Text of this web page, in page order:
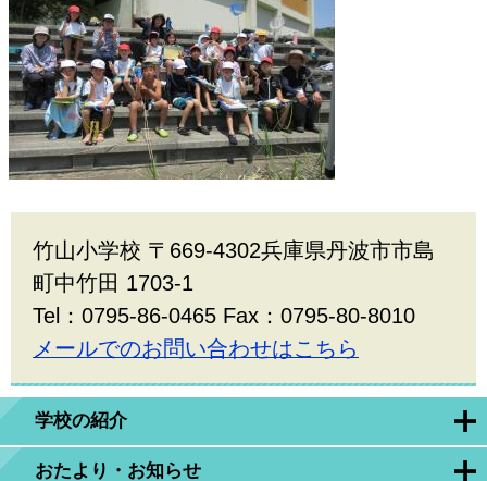
学校の紹介
おたより・お知らせ
竹山小学校 〒669-4302兵庫県丹波市市島
町中竹田 1703-1
Tel：0795-86-0465 Fax：0795-80-8010
メールでのお問い合わせはこちら